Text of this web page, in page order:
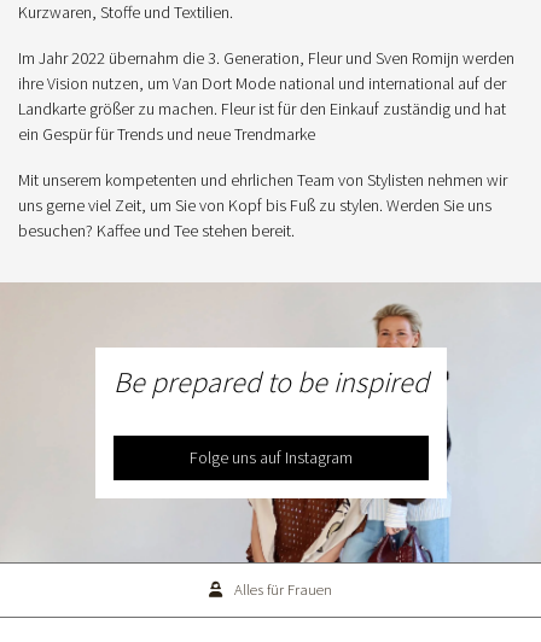
Kurzwaren, Stoffe und Textilien.
Im Jahr 2022 übernahm die 3. Generation, Fleur und Sven Romijn werden
ihre Vision nutzen, um Van Dort Mode national und international auf der
Landkarte größer zu machen. Fleur ist für den Einkauf zuständig und hat
ein Gespür für Trends und neue Trendmarke
Mit unserem kompetenten und ehrlichen Team von Stylisten nehmen wir
uns gerne viel Zeit, um Sie von Kopf bis Fuß zu stylen. Werden Sie uns
besuchen? Kaffee und Tee stehen bereit.
Be prepared to be inspired
Folge uns auf Instagram
Alles für Frauen